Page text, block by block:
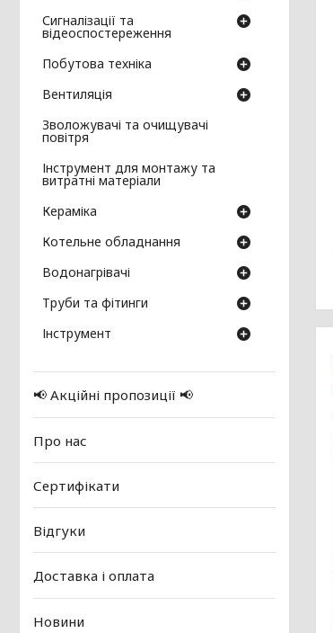
Сигналізації та
відеоспостереження
Побутова техніка
Вентиляція
Зволожувачі та очищувачі
повітря
Інструмент для монтажу та
витратні матеріали
Кераміка
Котельне обладнання
Водонагрівачі
Труби та фітинги
Інструмент
📢 Акційні пропозиції 📢
Про нас
Сертифікати
Відгуки
Доставка і оплата
Новини